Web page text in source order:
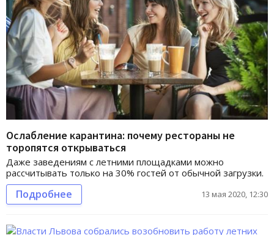
Ослабление карантина: почему рестораны не
торопятся открываться
Даже заведениям с летними площадками можно
рассчитывать только на 30% гостей от обычной загрузки.
Подробнее 13 мая 2020, 12:30